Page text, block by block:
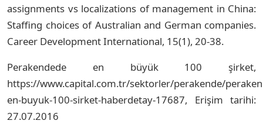
assignments vs localizations of management in China:
Staffing choices of Australian and German companies.
Career Development International, 15(1), 20-38.
Perakendede en büyük 100 şirket,
https://www.capital.com.tr/sektorler/perakende/
en-buyuk-100-sirket-haberdetay-17687, Erişim tarihi:
27.07.2016